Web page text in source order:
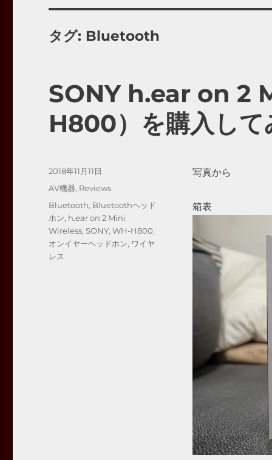
タグ: Bluetooth
SONY h.ear on 2
H800）を購入して
写真から
箱表
投
2018年11月11日
カ
テ
AV機器, Reviews
タ
グ
Bluetooth, Bluetoothヘッド
ホン, h.ear on 2 Mini
Wireless,SONY,WH-H800,
オンイヤーヘッドホン, ワイヤ
レス